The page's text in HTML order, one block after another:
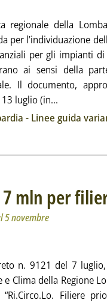
regionale della
per l’individuazione
per gli impianti
ai sensi della
Il documento,
luglio (in...
- Linee guida
7 mln per
5 novembre
n. 9121 del 7
e Clima della Regione
Filiere